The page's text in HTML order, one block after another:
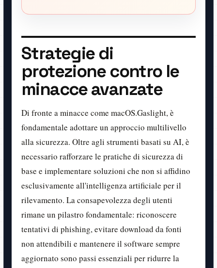
Strategie di
protezione contro le
minacce avanzate
Di fronte a minacce come macOS.Gaslight, è
fondamentale adottare un approccio multilivello
alla sicurezza. Oltre agli strumenti basati su AI, è
necessario rafforzare le pratiche di sicurezza di
base e implementare soluzioni che non si affidino
esclusivamente all'intelligenza artificiale per il
rilevamento. La consapevolezza degli utenti
rimane un pilastro fondamentale: riconoscere
tentativi di phishing, evitare download da fonti
non attendibili e mantenere il software sempre
aggiornato sono passi essenziali per ridurre la